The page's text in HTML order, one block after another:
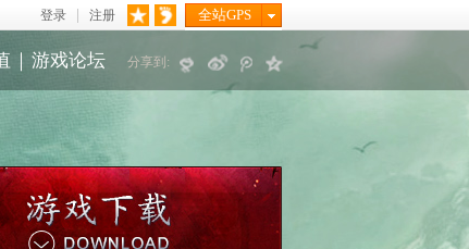
注册
登录 全站GPS
｜ 游戏论坛 分享到: